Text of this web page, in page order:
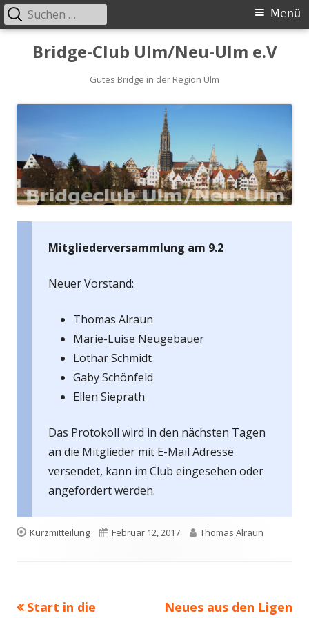
Bridge-Club Ulm/Neu-Ulm e.V
Gutes Bridge in der Region Ulm
Primäres
Menü
Menü
Suchen
nach:
Mitgliederversammlung am 9.2
Neuer Vorstand:
Thomas Alraun
Marie-Luise Neugebauer
Lothar Schmidt
Gaby Schönfeld
Ellen Sieprath
Das Protokoll wird in den nächsten Tagen
an die Mitglieder mit E-Mail Adresse
versendet, kann im Club eingesehen oder
angefordert werden.
Format
Kurzmitteilung
Veröffentlicht
Februar 12, 2017 Autor
Thomas Alraun
Beitragsnavigation
Vorheriger
Start in die
Nächster
Neues aus den Ligen